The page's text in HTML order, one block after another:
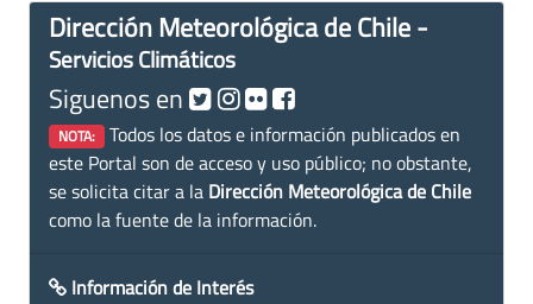
Dirección Meteorológica de Chile -
Servicios Climáticos
Siguenos en
NOTA: Todos los datos e información publicados en
este Portal son de acceso y uso público; no obstante,
se solicita citar a la Dirección Meteorológica de Chile
como la fuente de la información.
Información de Interés